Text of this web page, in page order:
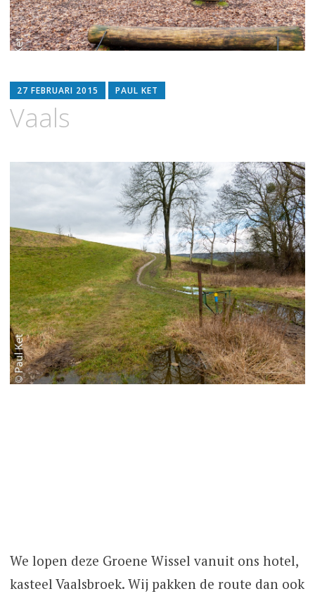
27 FEBRUARI 2015 PAUL KET
Vaals
We lopen deze Groene Wissel vanuit ons hotel,
kasteel Vaalsbroek. Wij pakken de route dan ook